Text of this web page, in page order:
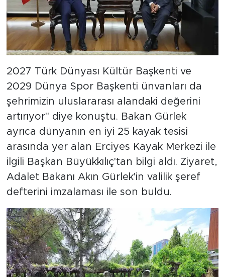
2027 Türk Dünyası Kültür Başkenti ve
2029 Dünya Spor Başkenti ünvanları da
şehrimizin uluslararası alandaki değerini
artırıyor" diye konuştu. Bakan Gürlek
ayrıca dünyanın en iyi 25 kayak tesisi
arasında yer alan Erciyes Kayak Merkezi ile
ilgili Başkan Büyükkılıç'tan bilgi aldı. Ziyaret,
Adalet Bakanı Akın Gürlek'in valilik şeref
defterini imzalaması ile son buldu.